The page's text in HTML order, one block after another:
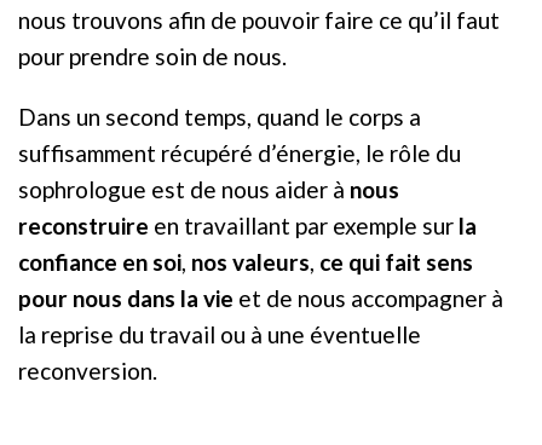
nous trouvons afin de pouvoir faire ce qu’il faut
pour prendre soin de nous.
Dans un second temps, quand le corps a
suffisamment récupéré d’énergie, le rôle du
sophrologue est de nous aider à nous
reconstruire en travaillant par exemple sur la
confiance en soi, nos valeurs, ce qui fait sens
pour nous dans la vie et de nous accompagner à
la reprise du travail ou à une éventuelle
reconversion.